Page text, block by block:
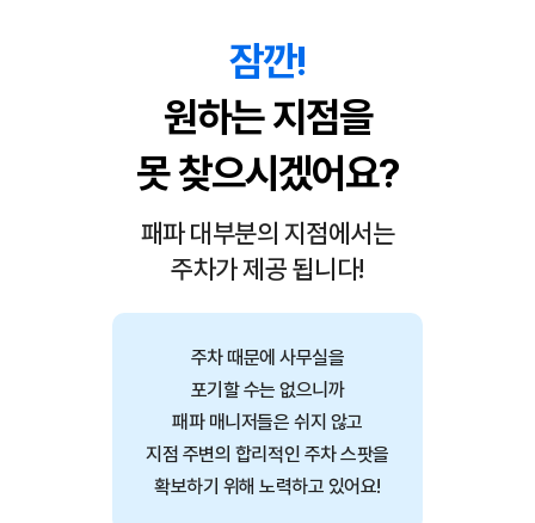
잠깐!
원하는 지점을
못 찾으시겠어요?
패파 대부분의 지점에서는
주차가 제공 됩니다!
주차 때문에 사무실을
포기할 수는 없으니까
패파 매니저들은 쉬지 않고
지점 주변의 합리적인 주차 스팟을
확보하기 위해 노력하고 있어요!